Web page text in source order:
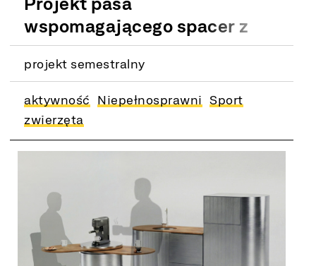
wspomagającego spacer z
psem
projekt semestralny
aktywność Niepełnosprawni
Sport
zwierzęta